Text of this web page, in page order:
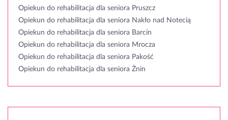
Opiekun do rehabilitacja dla seniora Pruszcz
Opiekun do rehabilitacja dla seniora Nakło nad Notecią
Opiekun do rehabilitacja dla seniora Barcin
Opiekun do rehabilitacja dla seniora Mrocza
Opiekun do rehabilitacja dla seniora Pakość
Opiekun do rehabilitacja dla seniora Żnin